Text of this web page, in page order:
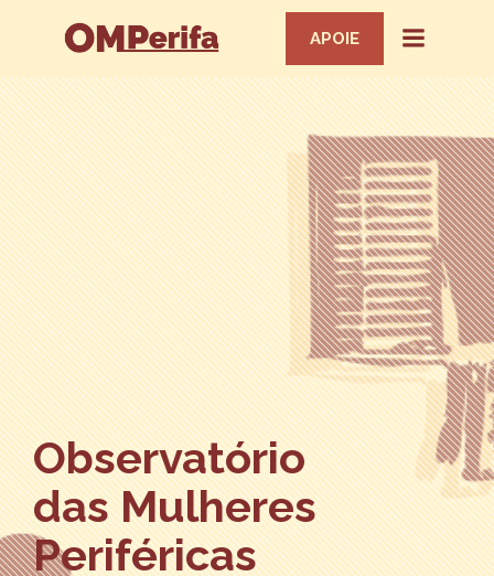
APOIE
Observatório
das Mulheres
Periféricas